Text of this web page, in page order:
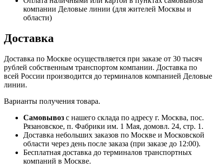
компании Деловые линии (для жителей Москвы и
области)
Доставка
Доставка по Москве осуществляется при заказе от 30 тысяч
рублей собственным транспортом компании. Доставка по
всей России производится до терминалов компанией Деловые
линии.
Варианты получения товара.
Самовывоз с нашего склада по адресу г. Москва, пос.
Рязановское, п. Фабрики им. 1 Мая, домовл. 24, стр. 1.
Доставка небольших заказов по Москве и Московской
области через день после заказа (при заказе до 12:00).
Бесплатная доставка до терминалов транспортных
компаний в Москве.